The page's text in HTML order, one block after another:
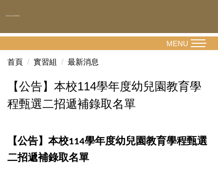
到
容
MENU
首頁 實習組 最新消息
【公告】本校114學年度幼兒園教育學
程甄選二招遞補錄取名單
【公告】 本校114學年度幼兒園教育學程甄選
二招遞補錄取名單